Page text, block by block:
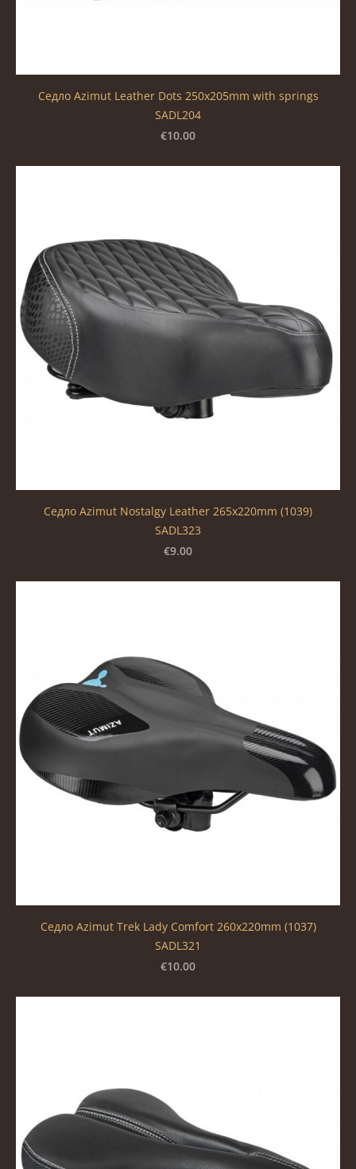
Седло Azimut Leather Dots 250x205mm with springs
SADL204
€10.00
Седло Azimut Nostalgy Leather 265x220mm (1039)
SADL323
€9.00
Седло Azimut Trek Lady Comfort 260x220mm (1037)
SADL321
€10.00